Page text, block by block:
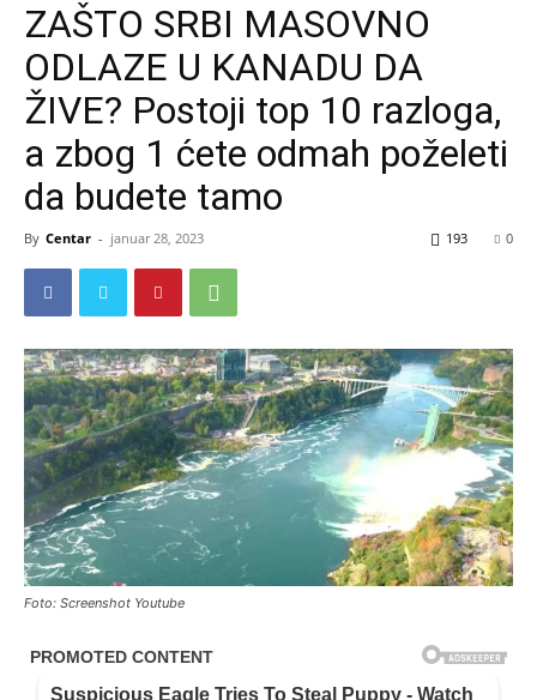
ZAŠTO SRBI MASOVNO
ODLAZE U KANADU DA
ŽIVE? Postoji top 10 razloga,
a zbog 1 ćete odmah poželeti
da budete tamo
By Centar - januar 28, 2023 0
193
Foto: Screenshot Youtube